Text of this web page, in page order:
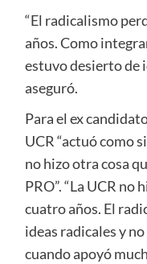
“El radicalismo
años. Como
estuvo desierto de
aseguró.
Para el ex
UCR “actuó como
no hizo otra cosa
PRO”. “La UCR no
cuatro años. El
ideas radicales y
cuando apoyó